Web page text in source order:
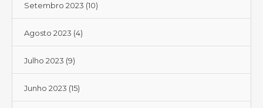
Setembro 2023 (10)
Agosto 2023 (4)
Julho 2023 (9)
Junho 2023 (15)